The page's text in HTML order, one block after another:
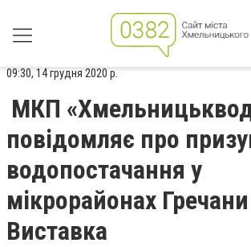
09:30, 14 грудня 2020 р.
МКП
повідомляє про
водопостачання у
мікрорайонах
Виставка